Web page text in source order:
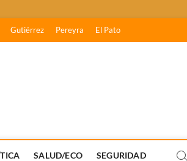
Gutiérrez Pereyra El Pato
SALUD/ECO SEGURIDAD